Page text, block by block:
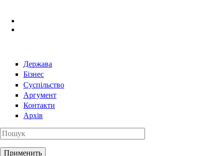
Держава
Бізнес
Суспільство
Аргумент
Контакти
Архів